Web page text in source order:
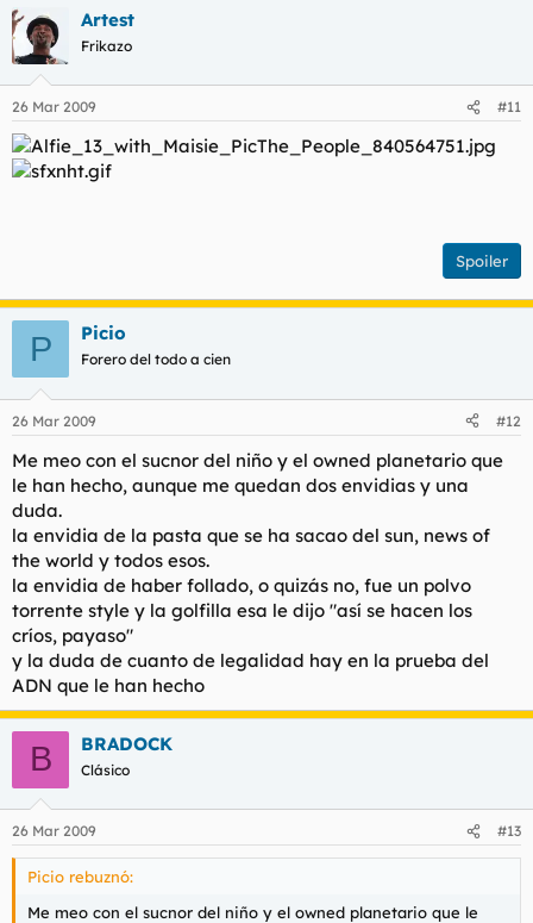
Artest
Frikazo
26 Mar 2009 #11
Spoiler
P Picio
Forero del todo a cien
26 Mar 2009 #12
Me meo con el sucnor del niño y el owned planetario que
le han hecho, aunque me quedan dos envidias y una
duda.
la envidia de la pasta que se ha sacao del sun, news of
the world y todos esos.
la envidia de haber follado, o quizás no, fue un polvo
torrente style y la golfilla esa le dijo "así se hacen los
críos, payaso"
y la duda de cuanto de legalidad hay en la prueba del
ADN que le han hecho
B BRADOCK
Clásico
26 Mar 2009 #13
Picio rebuznó:
Me meo con el sucnor del niño y el owned planetario que le